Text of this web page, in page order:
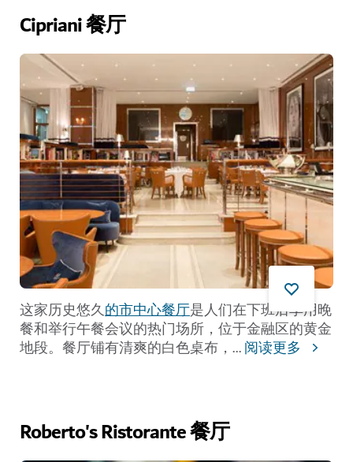
Cipriani 餐厅
这家历史悠久的市中心餐厅是人们在下班后享用晚
餐和举行午餐会议的热门场所，位于金融区的黄金
地段。 餐厅铺有清爽的白色桌布， ...阅读更多
Roberto's Ristorante 餐厅